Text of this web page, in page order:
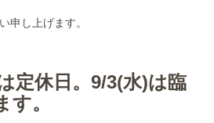
申し上げます。
定休日。9/3(水)は臨
す。